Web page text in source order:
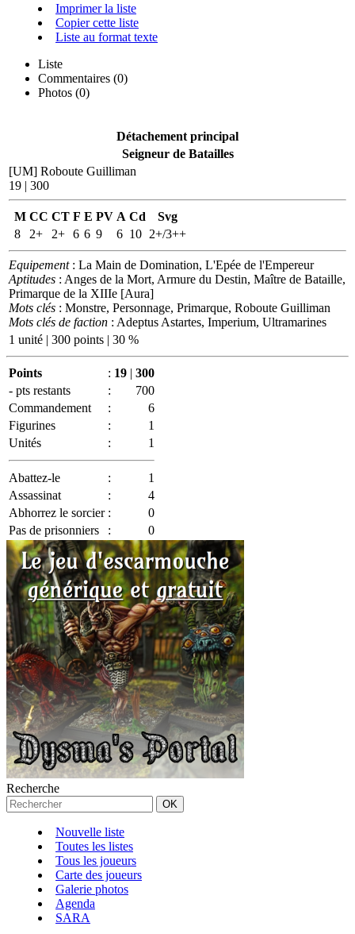
Imprimer la liste
Copier cette liste
Liste au format texte
Liste
Commentaires (0)
Photos (0)
Détachement principal
Seigneur de Batailles
[UM] Roboute Guilliman
19 | 300
M CC CT F E PV A Cd
Svg
8
2+ 2+ 6 6 9 6 10 2+/3++
Equipement: La Main de Domination, L'Epée de l'Empereur
Aptitudes : Anges de la Mort, Armure du Destin, Maître de Bataille,
Primarque de la XIIIe [Aura]
Mots clés : Monstre, Personnage, Primarque, Roboute Guilliman
Mots clés de faction : Adeptus Astartes, Imperium, Ultramarines
1 unité | 300 points | 30 %
Points : 19 | 300
- pts restants
:
700
Commandement
:
6
Figurines
:
1
Unités
: 1
Abattez-le :
1
Assassinat
:
4
Abhorrez le sorcier :
0
Pas de prisonniers
: 0
Recherche
Nouvelle liste
Toutes les listes
Tous les joueurs
Carte des joueurs
Galerie photos
Agenda
SARA